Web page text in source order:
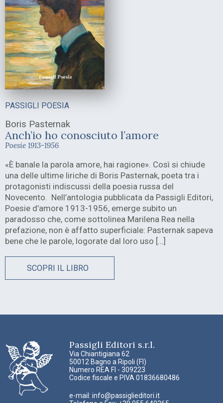
PASSIGLI POESIA
Boris Pasternak
Anch’io ho conosciuto l’amore
Poesie 1913-1956
«È banale la parola amore, hai ragione». Così si chiude
una delle ultime liriche di Boris Pasternak, poeta tra i
protagonisti indiscussi della poesia russa del
Novecento. Nell’antologia pubblicata da Passigli Editori,
Poesie d’amore 1913-1956, emerge subito un
paradosso che, come sottolinea Marilena Rea nella
prefazione, non è affatto superficiale: Pasternak sapeva
bene che le parole, logorate dal loro uso […]
SCOPRI IL LIBRO
Passigli Editori s.r.l.
Via Chiantigiana 62
50012 Bagno a Ripoli (FI)
Numero REA FI - 309223
Codice fiscale e PIVA 01836680486
e-mail: info@passiglieditori.it